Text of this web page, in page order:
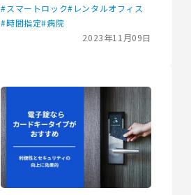
スマートロック
# レンタルオフィス
#
時間指定
# 病院
#
2023年11月09日